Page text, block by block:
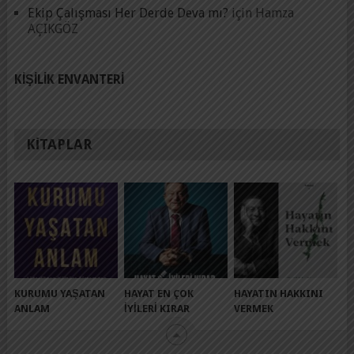
Ekip Çalışması Her Derde Deva mı? için Hamza
AÇIKGÖZ
KIŞILIK ENVANTERI
KITAPLAR
KURUMU YAŞATAN
ANLAM
HAYAT EN ÇOK
İYILERI KIRAR
HAYATIN HAKKINI
VERMEK